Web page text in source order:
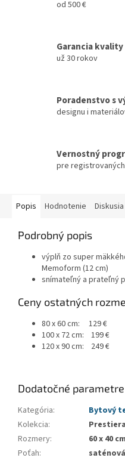
od 500 €
Garancia kvality
už 30 rokov
Poradenstvo s
designu i
Vernostný
pre
Popis Hodnotenie Diskusia
Podrobný popis
výplň zo super
Memoform (12 cm)
snímateľný a prateľný
Ceny ostatných
80 x 60 cm: 129 €
100 x 72 cm: 199 €
120 x 90 cm: 249 €
Dodatočné parametre
Kategória:
Bytový
Kolekcia:
Rozmery:
60 x 40 cm
Poťah: